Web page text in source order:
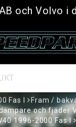
och Volvo i
Fas I
Fram /
och fjäder
1996-2000 Fas I